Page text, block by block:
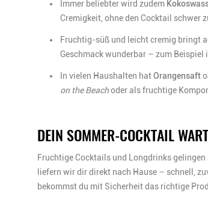
Immer beliebter wird zudem
Cremigkeit, ohne den Cocktail schwer
Fruchtig-süß und leicht cremig bringt
Geschmack wunderbar – zum Beispiel
In vielen Haushalten hatOrangensaft
on the Beachoder als fruchtige
DEIN SOMMER-COCKTAIL
Fruchtige Cocktails und Longdrinks
liefern wir dir direkt nach Hause – schnell,
bekommst du mit Sicherheit das richtige